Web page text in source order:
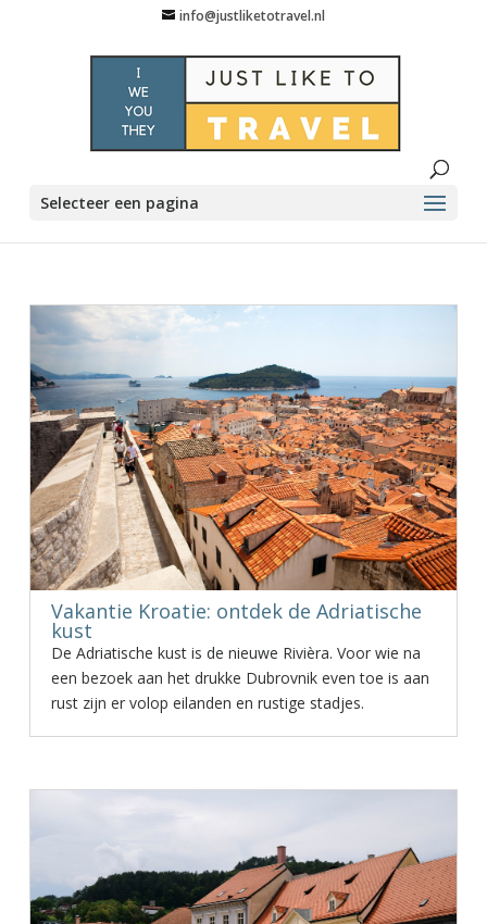
info@justliketotravel.nl
Selecteer een pagina
Vakantie Kroatie: ontdek de Adriatische
kust
De Adriatische kust is de nieuwe Rivièra. Voor wie na
een bezoek aan het drukke Dubrovnik even toe is aan
rust zijn er volop eilanden en rustige stadjes.